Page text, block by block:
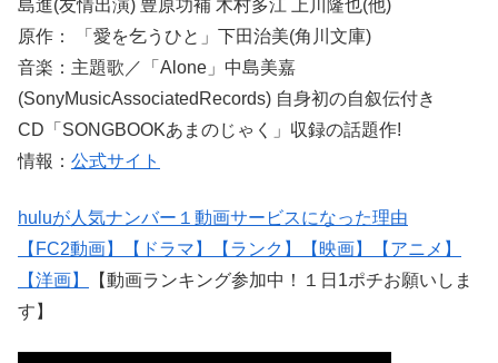
島進(友情出演) 豊原功補 木村多江 上川隆也(他)
原作： 「愛を乞うひと」下田治美(角川文庫)
音楽：主題歌／「Alone」中島美嘉
(SonyMusicAssociatedRecords) 自身初の自叙伝付き
CD「SONGBOOKあまのじゃく」収録の話題作!
情報： 公式サイト
huluが人気ナンバー１動画サービスになった理由
【 FC2動画】 【ドラマ】 【ランク】 【映画】
【アニメ】
【洋画】
【動画ランキング参加中！１日1ポチお願いしま
す】